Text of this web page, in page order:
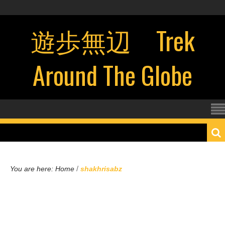
遊歩無辺 Trek
Around The Globe
You are here: Home / shakhrisabz